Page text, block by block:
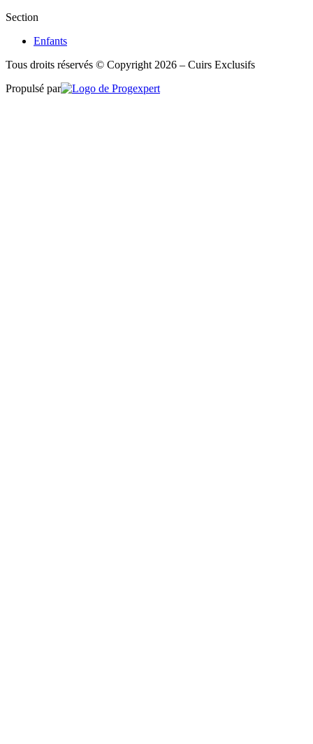
Section
Enfants
Tous droits réservés © Copyright 2026 – Cuirs Exclusifs
Propulsé par